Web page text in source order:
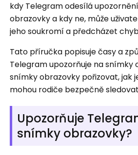
kdy Telegram odesílá
obrazovky a kdy ne, může
jeho soukromí a předcházet
Tato příručka popisuje časy a
Telegram upozorňuje na snímky
snímky obrazovky pořizovat, jak
mohou rodiče bezpečně
Upozorňuje
snímky obrazovky?